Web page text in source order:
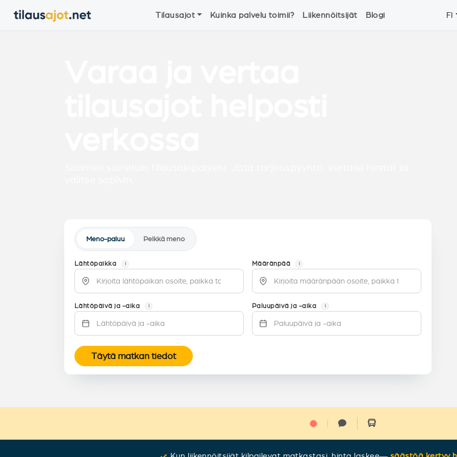
Tilausajot Kuinka palvelu toimii? Liikennöitsijät Blogi FI
Meno-paluu Pelkkä meno
Lähtöpaikka i Määränpää i
Lähtöpäivä ja -aika i Paluupäivä ja -aika i
Täytä matkan tiedot